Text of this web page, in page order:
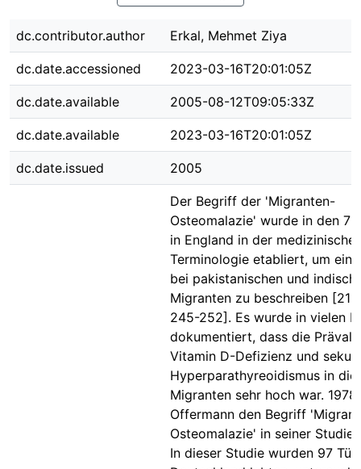
dc.contributor.author Erkal, Mehmet Ziya
dc.date.accessioned 2023-03-16T20:01:05Z
dc.date.available 2005-08-12T09:05:33Z
dc.date.available 2023-03-16T20:01:05Z
dc.date.issued 2005
Der Begriff der 'Migranten-
Osteomalazie' wurde in den
in England in der
Terminologie etabliert, um ein
bei pakistanischen und
Migranten zu beschreiben
245-252]. Es wurde in vielen
dokumentiert, dass die
Vitamin D-Defizienz und
Hyperparathyreoidismus in
Migranten sehr hoch war. 1978
Offermann den Begriff
Osteomalazie' in seiner Studie
In dieser Studie wurden 97